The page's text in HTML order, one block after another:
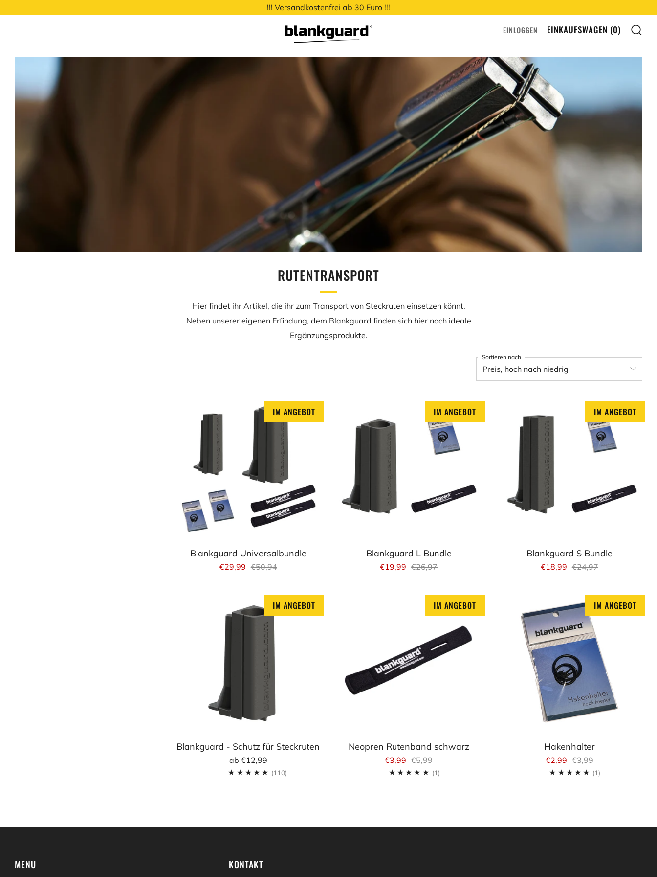
!!! Versandkostenfrei ab 30 Euro !!!
EINLOGGEN EINKAUFSWAGEN (0)
RUTENTRANSPORT
Hier findet ihr Artikel, die ihr zum Transport von Steckruten einsetzen könnt.
Neben unserer eigenen Erfindung, dem Blankguard finden sich hier noch ideale
Ergänzungsprodukte.
Sortieren nach
IM ANGEBOT
Blankguard Universalbundle
€29,99 €50,94
IM ANGEBOT
Blankguard L Bundle
€19,99 €26,97
IM ANGEBOT
Blankguard S Bundle
€18,99 €24,97
IM ANGEBOT
Blankguard - Schutz für Steckruten
ab €12,99
(110)
IM ANGEBOT
Neopren Rutenband schwarz
€3,99 €5,99
(1)1
IM ANGEBOT
Hakenhalter
€2,99 €3,99
(1)
MENU KONTAKT